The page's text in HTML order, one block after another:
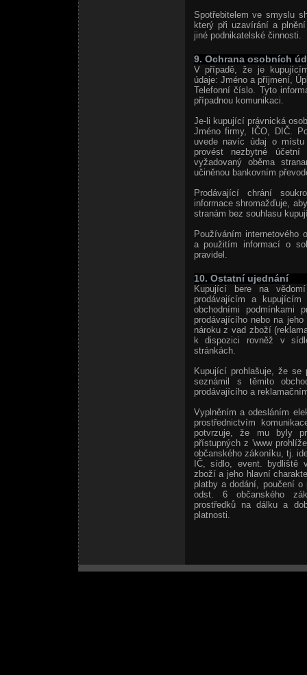
Spotřebitelem ve smyslu
který při uzavírání a
jiné podnikatelské činnosti.
9. Ochrana osobních
V případě, že je
údaje: Jméno a příjmení,
Telefonní číslo. Tyto
případnou komunikaci.
Je-li kupující právnická
Jméno firmy, IČO, DIČ.
uvede navíc údaj o
provést nezbytné
vyžadovaný oběma
učiněnou bankovním
Prodávající chrání
informace shromažďuje,
stranám bez souhlasu
Používáním internetového
a použitím informací o
pravidel.
10. Ostatní ujednání
Kupující bere na
prodávajícím a
obchodními
prodávajícího nebo na
nároku z vad zboží
k dispozici rovněž v
stránkách.
Kupující prohlašuje, že se
seznámil s těmito
prodávajícího a
Vyplněním a odesláním
prostřednictvím
potvrzuje, že mu byly
přístupných z 'www
občanského zákoníku, tj.
IČ, sídlo, event. bydliště
zboží a jeho hlavní
platby a dodání, poučení
odst. 6 občanského
prostředků na dálku a
platnosti.